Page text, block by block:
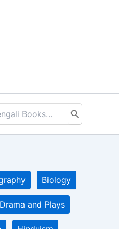
Biology
Drama and Plays